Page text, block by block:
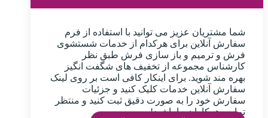
شما مشتریان عزیز می توانید با استفاده از فرم
سفارش آنلاین برای هرکدام از خدمات شستشوی
فرش و ترمیم و باز سازی فرش طبق نظر
کارشناس مجموعه از تخفیف های شگفت انگیز
بهره مند شوید. برای اینکار کافی است بر روی لینک
سفارش آنلاین خدمات کلیک کنید و جزئیات
سفارش خود را به صورت دقیق ثبت کنید و منتظر
تماس همکاران ما باشید!